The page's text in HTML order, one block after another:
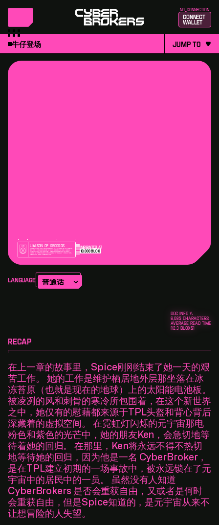
no_connection
Connect
Wallet
牛仔登场 jump to
Version Alpha The Story of TPL
CHAPTER 2
Liaison of Records
ALL RECORDS ARE THE PROPERTY OF TPP AND MUST REMAIN
WITHIN THE CORE UNDER STRICT OBSERVATION UNLESS
SPECIFICALLY AUTHORIZED. REMOVAL OF RECORDS ARE A
CLASS 12 OFFENCE AND PUNISHABLE BY SALARY REDUCTION,
DEMOTION, AND TERMINATION.
Imprinted At
10,000Blox
Language
DOC INFO \\
6,085 CHARACTERS
AVERAGE READ TIME
[12.3BLOXS]
RECAP
在上一章的故事里，Spice刚刚结束了她一天的艰
苦工作。 她的工作是维护栖居地外层那坐落在冰
冻苔原（也就是现在的地球）上的太阳能电池板。
被凌冽的风和刺骨的寒冷所包围着，在这个新世界
之中，她仅有的慰藉都来源于TPL头盔和背心背后
深藏着的虚拟空间。 在霓虹灯闪烁的元宇宙那电
粉色和紫色的光芒中，她的朋友Ken，会急切地等
待着她的回归。 在那里，Ken将永远不得不热切
地等待她的回归，因为他是一名 CyberBroker，
是在TPL建立初期的一场事故中，被永远锁在了元
宇宙中的居民中的一员。 虽然没有人知道
CyberBrokers 是否会重获自由，又或者是何时
会重获自由，但是Spice知道的，是元宇宙从来不
让想冒险的人失望。